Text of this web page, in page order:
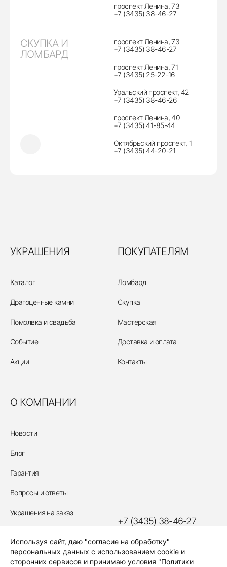
проспект Ленина, 73
+7 (3435) 38-46-27
СКУПКА И
ЛОМБАРД
проспект Ленина, 73
+7 (3435) 38-46-27
проспект Ленина, 71
+7 (3435) 25-22-16
Уральский проспект, 42
+7 (3435) 38-46-26
проспект Ленина, 40
+7 (3435) 41-85-44
Октябрьский проспект, 1
+7 (3435) 44-20-21
УКРАШЕНИЯ
Каталог
Драгоценные камни
Помолвка и свадьба
Событие
Акции
ПОКУПАТЕЛЯМ
Ломбард
Скупка
Мастерская
Доставка и оплата
Контакты
О КОМПАНИИ
Новости
Блог
Гарантия
Вопросы и ответы
Украшения на заказ
персональных данных
+7 (3435) 38-46-27
ЗАКАЗАТЬ ЗВОНОК
Используя сайт, даю "согласие на обработку"
персональных данных с использованием cookie и
сторонних сервисов и принимаю условия "Политики